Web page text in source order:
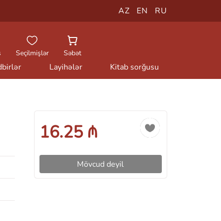
AZ EN RU
Seçilmişlər Səbət
Layihələr Kitab sorğusu
16.25 ₼
Mövcud deyil